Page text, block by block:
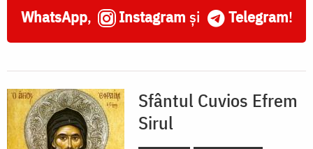
WhatsApp, Instagram și Telegram!
Sfântul Cuvios Efrem
Sirul